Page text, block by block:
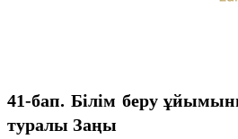
41-бап. Білім беру
туралы Заңы